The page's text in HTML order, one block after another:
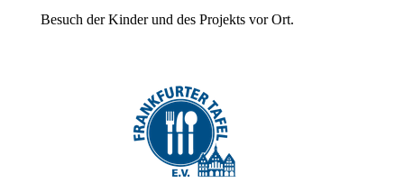
Besuch der Kinder und des Projekts vor Ort.